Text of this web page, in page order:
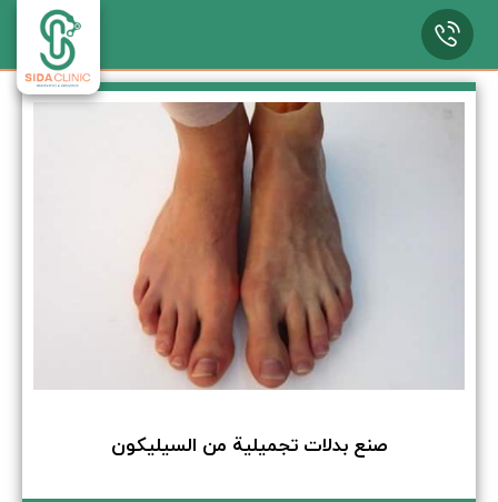
صنع بدلات تجميلية من السيليكون